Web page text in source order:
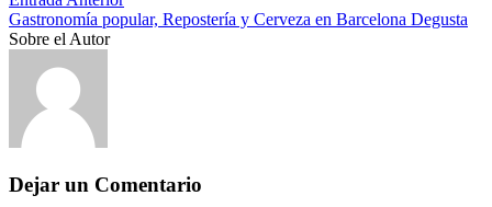
Gastronomía popular, Repostería y Cerveza en Barcelona Degusta
Sobre el Autor
Dejar un Comentario